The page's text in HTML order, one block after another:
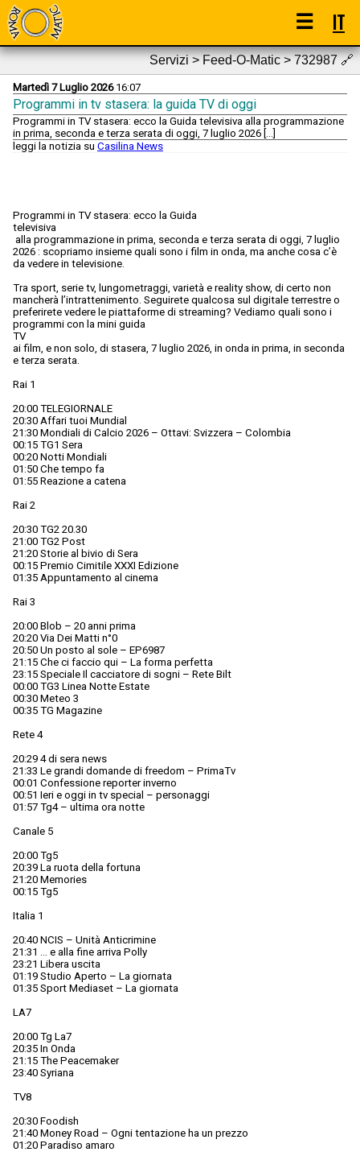
☰ IT
Servizi > Feed-O-Matic > 732987🔗
Martedì 7 Luglio 202616:07
Programmi in tv stasera: la guida TV di oggi
Programmi in TV stasera: ecco la Guida televisiva alla programmazione
in prima, seconda e terza serata di oggi, 7 luglio 2026 […]
leggi la notizia su Casilina News
Programmi in TV stasera: ecco la Guida
televisiva
alla programmazione in prima, seconda e terza serata di oggi, 7 luglio
2026 : scopriamo insieme quali sono i film in onda, ma anche cosa c’è
da vedere in televisione.
Tra sport, serie tv, lungometraggi, varietà e reality show, di certo non
mancherà l’intrattenimento. Seguirete qualcosa sul digitale terrestre o
preferirete vedere le piattaforme di streaming? Vediamo quali sono i
programmi con la mini guida
TV
ai film, e non solo, di stasera, 7 luglio 2026, in onda in prima, in seconda
e terza serata.
Rai 1
20:00 TELEGIORNALE
20:30 Affari tuoi Mundial
21:30 Mondiali di Calcio 2026 – Ottavi: Svizzera – Colombia
00:15 TG1 Sera
00:20 Notti Mondiali
01:50 Che tempo fa
01:55 Reazione a catena
Rai 2
20:30 TG2 20.30
21:00 TG2 Post
21:20 Storie al bivio di Sera
00:15 Premio Cimitile XXXI Edizione
01:35 Appuntamento al cinema
Rai 3
20:00 Blob – 20 anni prima
20:20 Via Dei Matti n°0
20:50 Un posto al sole – EP6987
21:15 Che ci faccio qui – La forma perfetta
23:15 Speciale Il cacciatore di sogni – Rete Bilt
00:00 TG3 Linea Notte Estate
00:30 Meteo 3
00:35 TG Magazine
Rete 4
20:29 4 di sera news
21:33 Le grandi domande di freedom – PrimaTv
00:01 Confessione reporter inverno
00:51 Ieri e oggi in tv special – personaggi
01:57 Tg4 – ultima ora notte
Canale 5
20:00 Tg5
20:39 La ruota della fortuna
21:20 Memories
00:15 Tg5
Italia 1
20:40 NCIS – Unità Anticrimine
21:31 … e alla fine arriva Polly
23:21 Libera uscita
01:19 Studio Aperto – La giornata
01:35 Sport Mediaset – La giornata
LA7
20:00 Tg La7
20:35 In Onda
21:15 The Peacemaker
23:40 Syriana
TV8
20:30 Foodish
21:40 Money Road – Ogni tentazione ha un prezzo
01:20 Paradiso amaro